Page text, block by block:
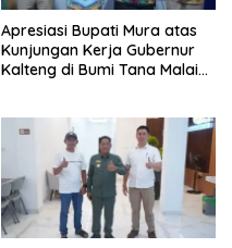
Apresiasi Bupati Mura atas
Kunjungan Kerja Gubernur
Kalteng di Bumi Tana Malai